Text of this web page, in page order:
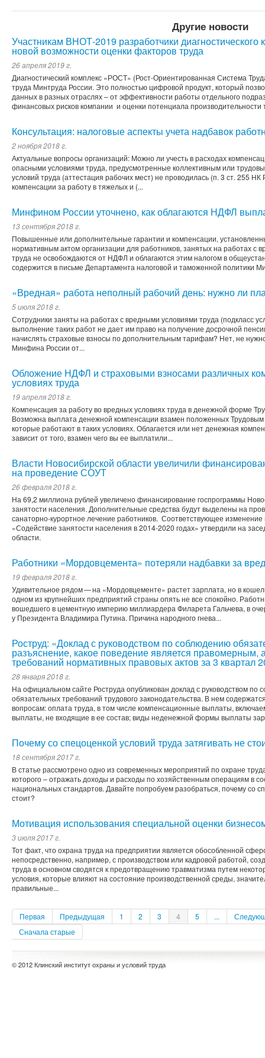
Другие новости
Участникам ВНОТ-2019 разработчики
новой возможности оценки факторов труда
26 апреля 2019 г.
Диагностический комплекс «РОСТ» (Рост-Ориентированная Система
труда Минтруда России. Это полностью цифровой продукт, который
данных в разных отраслях – от эффективности работы отдельного
финансовых рисков компании и оценки потенциала производительности
Консультация: налоговые аспекты учета надбавок
2 ноября 2018 г.
Актуальные вопросы организаций: Можно ли учесть в расходах
опасными условиями труда, предусмотренные коллективным или
условий труда (аттестация рабочих мест) не проводилась (п. 3 ст. 255
компенсации за работу в тяжелых и (...
Минфином России уточнено, как облагаются НДФЛ
13 сентября 2018 г.
Повышенные или дополнительные гарантии и компенсации,
нормативным актом организации для работников, занятых на работах с
труда не освобождаются от НДФЛ и облагаются этим налогом в
содержится в письме Департамента налоговой и таможенной политики
«Вредная» работа неполный рабочий день: нужно ли
5 июля 2018 г.
Сотрудники заняты на работах с вредными условиями труда (подкласс
выполнение таких работ не дает им право на получение досрочной
начислять страховые взносы по дополнительным тарифам? Нет, не
Минфина России от...
Обложение НДФЛ и страховыми взносами различных
условиях труда
19 апреля 2018 г.
Компенсация за работу во вредных условиях труда в денежной форме
Возможна выплата денежной компенсации взамен положенных Трудовым
которые работают в таких условиях. Облагается или нет денежная
зависит от того, взамен чего вы ее выплатили...
Власти Новосибирской области увеличили
на проведение СОУТ
26 февраля 2018 г.
На 69,2 миллиона рублей увеличено финансирование госпрограммы
занятости населения. Дополнительные средства будут выделены на
санаторно-курортное лечение работников. Соответствующее изменение
«Содействие занятости населения в 2014-2020 годах» утвердили на
области.
Работники «Мордовцемента» потеряли надбавки за
19 февраля 2018 г.
Удивительное рядом — ​на «Мордовцементе» растет зарплата, но в
одном из крупнейших предприятий страны опять не все спокойно.
вошедшего в цементную империю миллиардера Филарета Гальчева, в
у Президента Владимира Путина. Причина народного гнева...
Роструд: «Доклад с руководством по соблюдению
разъяснение, какое поведение является правомерным,
требований нормативных правовых актов за 3 квартал
28 января 2018 г.
На официальном сайте Роструда опубликован доклад с руководством
обязательных требований трудового законодательства. В нем
вопросам: оплата труда, в том числе компенсационные выплаты,
выплаты, не входящие в ее состав; виды неденежной формы выплаты
Почему со спецоценкой условий труда затягивать не
18 сентября 2017 г.
В статье рассмотрено одно из современных мероприятий по охране
которого – отражать доходы и расходы по хозяйственным операциям в
национальных стандартов. Давайте попробуем разобраться, почему со
стоит?
Мотивация использования специальной оценки
3 июля 2017 г.
Тот факт, что охрана труда на предприятии является обособленной
непосредственно, например, с производством или кадровой работой,
труда в основном сводятся к предотвращению травматизма путем
условия, которые влияют на состояние производственной среды,
правильные...
Первая Предыдущая 1 2 3 4 5 ...
Сначала старые
© 2012 Клинский институт охраны и условий труда